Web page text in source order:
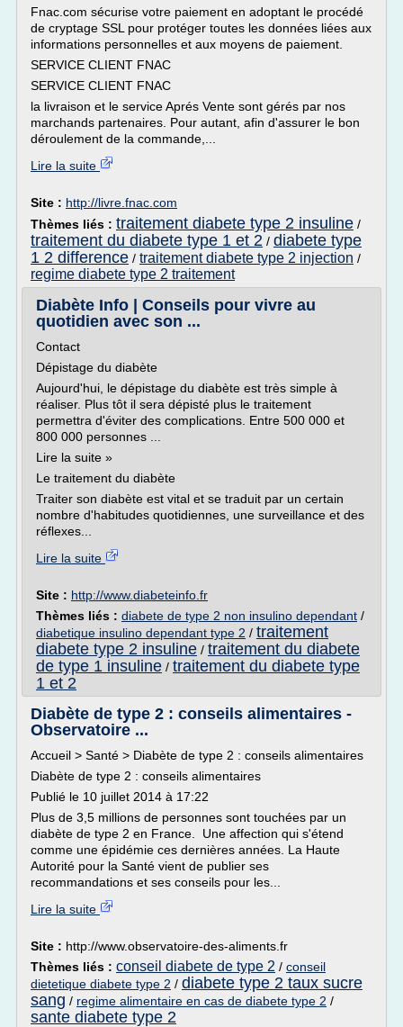
Fnac.com sécurise votre paiement en adoptant le procédé
de cryptage SSL pour protéger toutes les données liées aux
informations personnelles et aux moyens de paiement.
SERVICE CLIENT FNAC
SERVICE CLIENT FNAC
la livraison et le service Aprés Vente sont gérés par nos
marchands partenaires. Pour autant, afin d'assurer le bon
déroulement de la commande,...
Lire la suite
Site : http://livre.fnac.com
Thèmes liés : traitement diabete type 2 insuline /
traitement du diabete type 1 et 2 / diabete type
1 2 difference / traitement diabete type 2 injection /
regime diabete type 2 traitement
Diabète Info | Conseils pour vivre au
quotidien avec son ...
Contact
Dépistage du diabète
Aujourd'hui, le dépistage du diabète est très simple à
réaliser. Plus tôt il sera dépisté plus le traitement
permettra d'éviter des complications. Entre 500 000 et
800 000 personnes ...
Lire la suite »
Le traitement du diabète
Traiter son diabète est vital et se traduit par un certain
nombre d'habitudes quotidiennes, une surveillance et des
réflexes...
Lire la suite
Site : http://www.diabeteinfo.fr
Thèmes liés : diabete de type 2 non insulino dependant /
diabetique insulino dependant type 2 / traitement
diabete type 2 insuline / traitement du diabete
de type 1 insuline / traitement du diabete type
1 et 2
Diabète de type 2 : conseils alimentaires -
Observatoire ...
Accueil > Santé > Diabète de type 2 : conseils alimentaires
Diabète de type 2 : conseils alimentaires
Publié le 10 juillet 2014 à 17:22
Plus de 3,5 millions de personnes sont touchées par un
diabète de type 2 en France. Une affection qui s'étend
comme une épidémie ces dernières années. La Haute
Autorité pour la Santé vient de publier ses
recommandations et ses conseils pour les...
Lire la suite
Site : http://www.observatoire-des-aliments.fr
Thèmes liés : conseil diabete de type 2 / conseil
dietetique diabete type 2 / diabete type 2 taux sucre
sang / regime alimentaire en cas de diabete type 2 /
sante diabete type 2